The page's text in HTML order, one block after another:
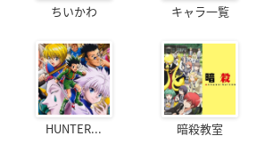
ちいかわ キャラ一覧
HUNTER... 暗殺教室